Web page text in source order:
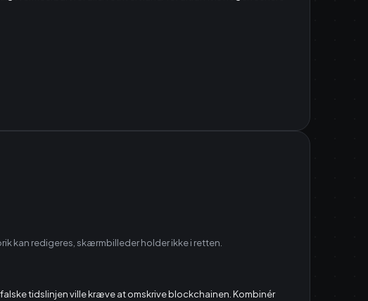
kan redigeres, skærmbilleder holder ikke i retten.
tidslinjen ville kræve at omskrive blockchainen. Kombinér